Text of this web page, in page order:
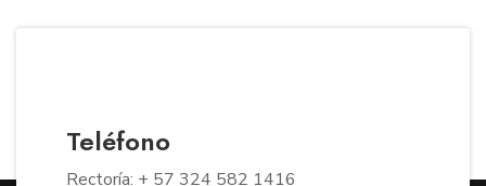
Teléfono
Rectoría: + 57 324 582 1416